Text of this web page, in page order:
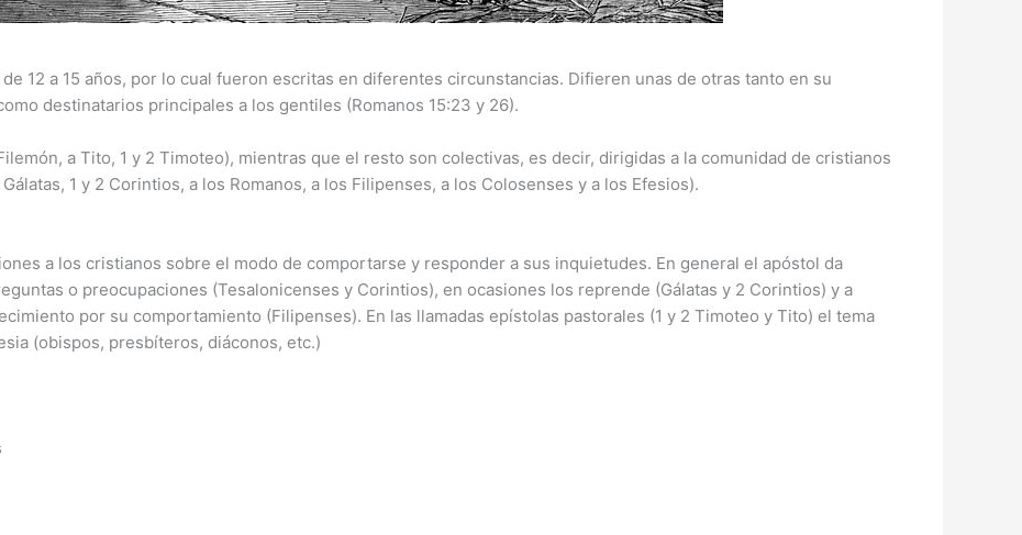
12 a 15 años, por lo cual fueron escritas en diferentes circunstancias. Difieren unas de otras tanto en su
destinatarios principales a los gentiles (Romanos 15:23 y 26).
a Tito, 1 y 2 Timoteo), mientras que el resto son colectivas, es decir, dirigidas a la comunidad de cristianos
1 y 2 Corintios, a los Romanos, a los Filipenses, a los Colosenses y a los Efesios).
a los cristianos sobre el modo de comportarse y responder a sus inquietudes. En general el apóstol da
o preocupaciones (Tesalonicenses y Corintios), en ocasiones los reprende (Gálatas y 2 Corintios) y a
por su comportamiento (Filipenses). En las llamadas epístolas pastorales (1 y 2 Timoteo y Tito) el tema
(obispos, presbíteros, diáconos, etc.)